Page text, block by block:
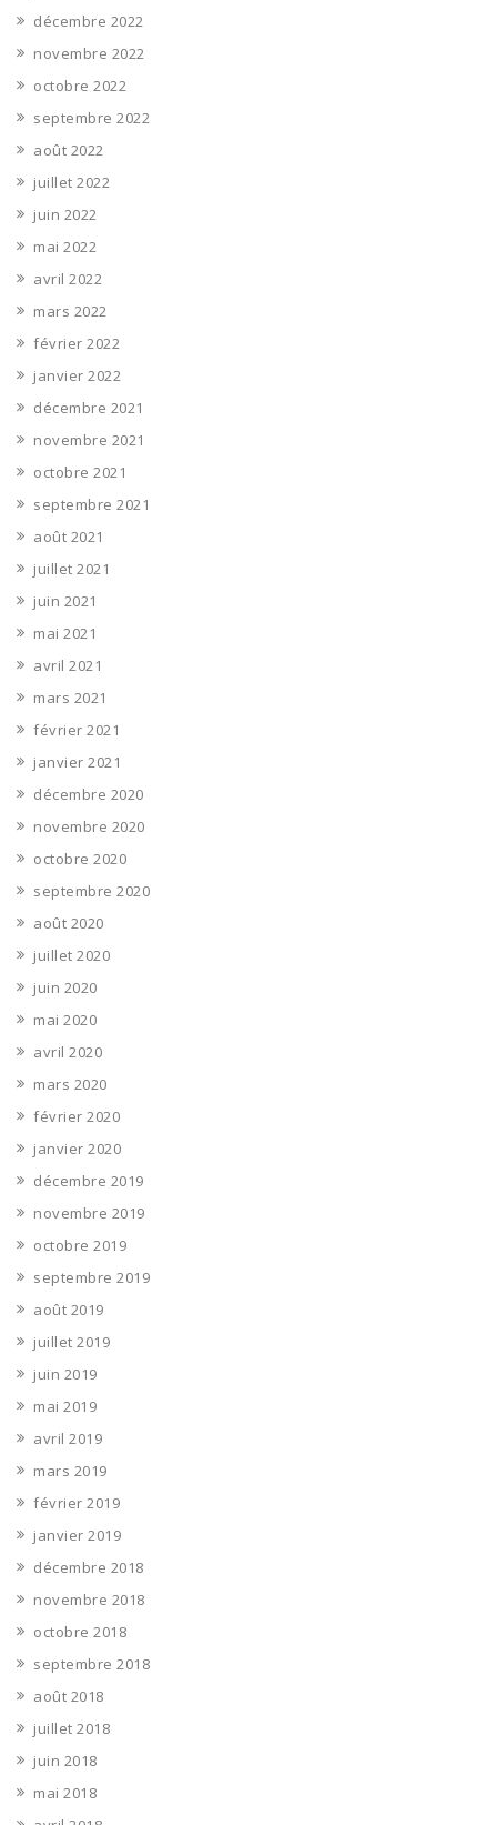
décembre 2022
novembre 2022
octobre 2022
septembre 2022
août 2022
juillet 2022
juin 2022
mai 2022
avril 2022
mars 2022
février 2022
janvier 2022
décembre 2021
novembre 2021
octobre 2021
septembre 2021
août 2021
juillet 2021
juin 2021
mai 2021
avril 2021
mars 2021
février 2021
janvier 2021
décembre 2020
novembre 2020
octobre 2020
septembre 2020
août 2020
juillet 2020
juin 2020
mai 2020
avril 2020
mars 2020
février 2020
janvier 2020
décembre 2019
novembre 2019
octobre 2019
septembre 2019
août 2019
juillet 2019
juin 2019
mai 2019
avril 2019
mars 2019
février 2019
janvier 2019
décembre 2018
novembre 2018
octobre 2018
septembre 2018
août 2018
juillet 2018
juin 2018
mai 2018